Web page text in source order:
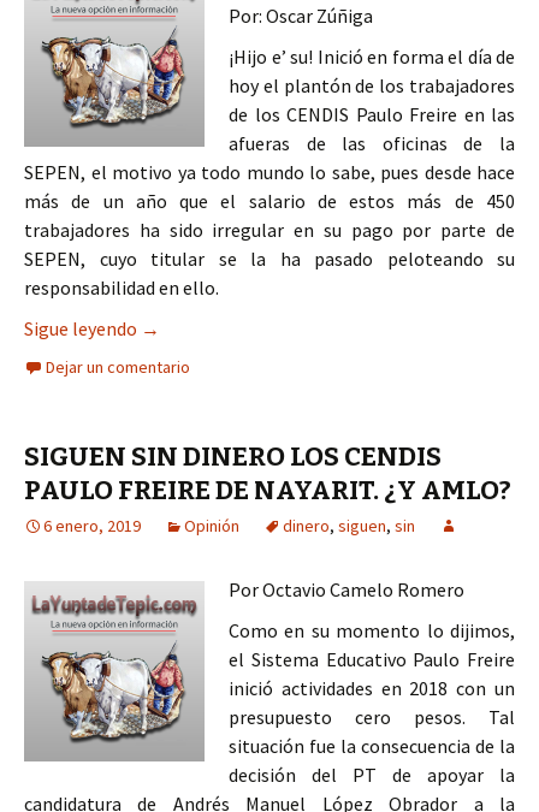
Por: Oscar Zúñiga
¡Hijo e’ su! Inició en forma el día de
hoy el plantón de los trabajadores
de los CENDIS Paulo Freire en las
afueras de las oficinas de la
SEPEN, el motivo ya todo mundo lo sabe, pues desde hace
más de un año que el salario de estos más de 450
trabajadores ha sido irregular en su pago por parte de
SEPEN, cuyo titular se la ha pasado peloteando su
responsabilidad en ello.
Sigue leyendo Sí tiene el dinero SEPEN, pero no le pagó a los
→
Dejar un comentario
SIGUEN SIN DINERO LOS CENDIS
PAULO FREIRE DE NAYARIT. ¿Y AMLO?
6 enero, 2019 Opinión dinero, siguen, sin
Por Octavio Camelo Romero
Como en su momento lo dijimos,
el Sistema Educativo Paulo Freire
inició actividades en 2018 con un
presupuesto cero pesos. Tal
situación fue la consecuencia de la
decisión del PT de apoyar la
candidatura de Andrés Manuel López Obrador a la